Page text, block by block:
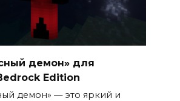
демон» для
Edition
демон» — это яркий и